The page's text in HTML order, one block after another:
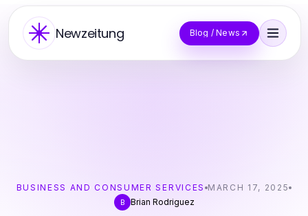
Newzeitung Blog / News
BUSINESS AND CONSUMER SERVICES MARCH 17, 2025
B Brian Rodriguez